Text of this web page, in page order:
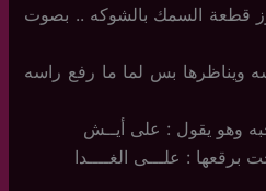
قطعة السمك بالشوكه .. بصوت
ويناظرها بس لما ما رفع راسه
وهو يقول : على أيــش
: علـــى الغــــدا